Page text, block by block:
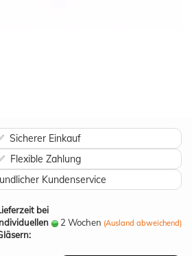
Sicherer Einkauf
Flexible Zahlung
Kundenservice
bei
2 Wochen (Ausland abweichend)